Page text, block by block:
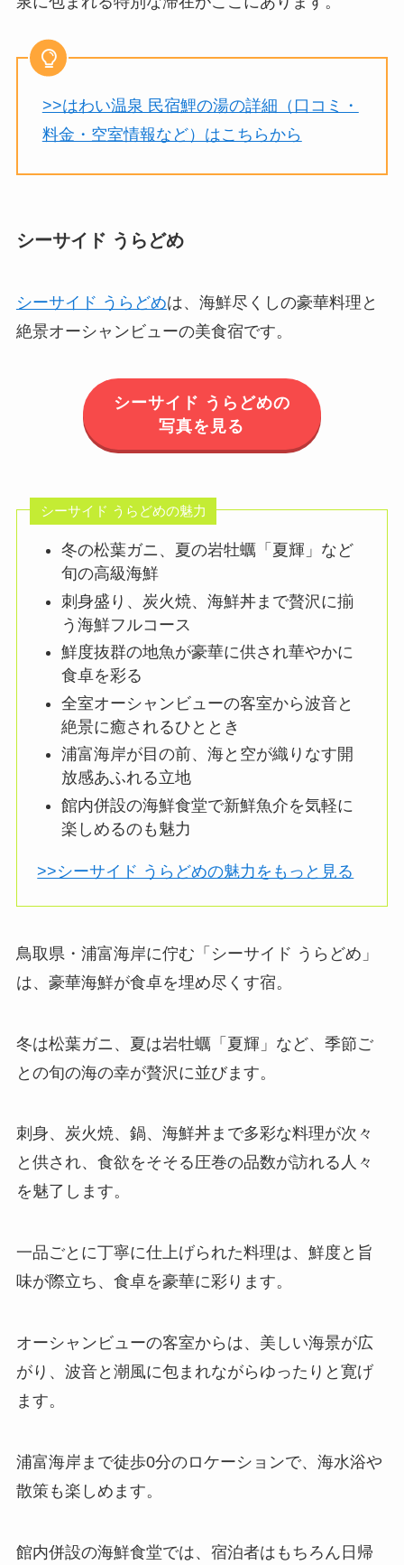
>>はわい温泉 民宿鯉の湯の詳細（口コミ・
料金・空室情報など）はこちらから
シーサイド うらどめ
シーサイド うらどめは、海鮮尽くしの豪華料理と
絶景オーシャンビューの美食宿です。
シーサイド うらどめの
写真を見る
シーサイド うらどめの魅力
冬の松葉ガニ、夏の岩牡蠣「夏輝」など
旬の高級海鮮
刺身盛り、炭火焼、海鮮丼まで贅沢に揃
う海鮮フルコース
鮮度抜群の地魚が豪華に供され華やかに
食卓を彩る
全室オーシャンビューの客室から波音と
絶景に癒されるひととき
浦富海岸が目の前、海と空が織りなす開
放感あふれる立地
館内併設の海鮮食堂で新鮮魚介を気軽に
楽しめるのも魅力
>>シーサイド うらどめの魅力をもっと見る
鳥取県・浦富海岸に佇む「シーサイド うらどめ」
は、豪華海鮮が食卓を埋め尽くす宿。
冬は松葉ガニ、夏は岩牡蠣「夏輝」など、季節ご
との旬の海の幸が贅沢に並びます。
刺身、炭火焼、鍋、海鮮丼まで多彩な料理が次々
と供され、食欲をそそる圧巻の品数が訪れる人々
を魅了します。
一品ごとに丁寧に仕上げられた料理は、鮮度と旨
味が際立ち、食卓を豪華に彩ります。
オーシャンビューの客室からは、美しい海景が広
がり、波音と潮風に包まれながらゆったりと寛げ
ます。
浦富海岸まで徒歩0分のロケーションで、海水浴や
散策も楽しめます。
館内併設の海鮮食堂では、宿泊者はもちろん日帰